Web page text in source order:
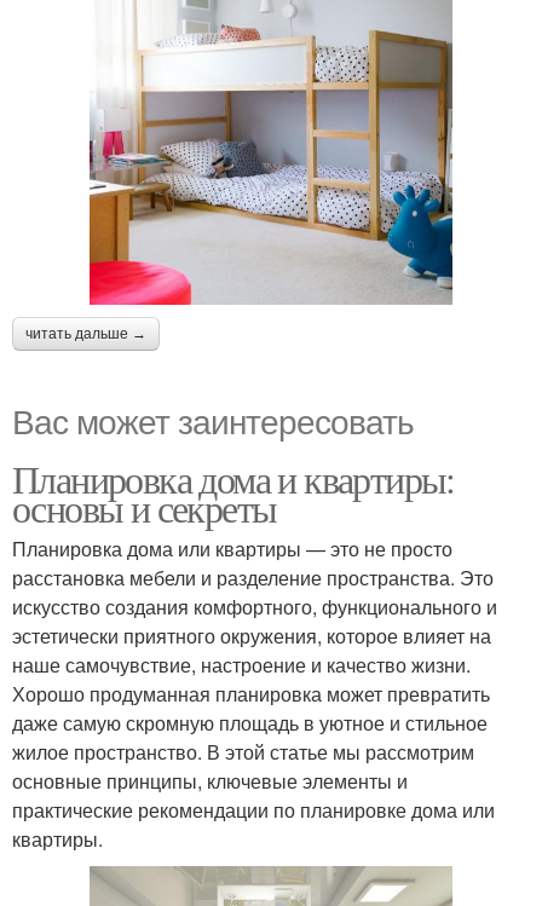
читать дальше →
Вас может заинтересовать
Планировка дома и квартиры:
основы и секреты
Планировка дома или квартиры — это не просто
расстановка мебели и разделение пространства. Это
искусство создания комфортного, функционального и
эстетически приятного окружения, которое влияет на
наше самочувствие, настроение и качество жизни.
Хорошо продуманная планировка может превратить
даже самую скромную площадь в уютное и стильное
жилое пространство. В этой статье мы рассмотрим
основные принципы, ключевые элементы и
практические рекомендации по планировке дома или
квартиры.